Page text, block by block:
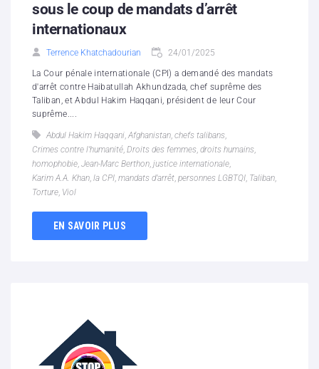
sous le coup de mandats d’arrêt
internationaux
Terrence Khatchadourian 24/01/2025
La Cour pénale internationale (CPI) a demandé des mandats
d'arrêt contre Haibatullah Akhundzada, chef suprême des
Taliban, et Abdul Hakim Haqqani, président de leur Cour
suprême....
Abdul Hakim Haqqani, Afghanistan, chefs talibans,
Crimes contre l’humanité, Droits des femmes, droits humains,
homophobie, Jean-Marc Berthon, justice internationale,
Karim A.A. Khan, la CPI, mandats d’arrêt, personnes LGBTQI, Taliban,
Torture, Viol
EN SAVOIR PLUS